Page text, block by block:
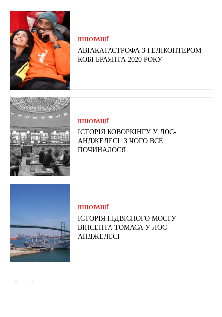
ІННОВАЦІЇ
АВІАКАТАСТРОФА З ГЕЛІКОПТЕРОМ
КОБІ БРАЯНТА 2020 РОКУ
ІННОВАЦІЇ
ІСТОРІЯ КОВОРКІНГУ У ЛОС-
АНДЖЕЛЕСІ. З ЧОГО ВСЕ
ПОЧИНАЛОСЯ
ІННОВАЦІЇ
ІСТОРІЯ ПІДВІСНОГО МОСТУ
ВІНСЕНТА ТОМАСА У ЛОС-
АНДЖЕЛЕСІ